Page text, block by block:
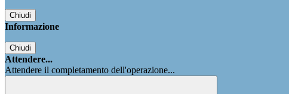
Chiudi
Informazione
Chiudi
Attendere...
Attendere il completamento dell'operazione...